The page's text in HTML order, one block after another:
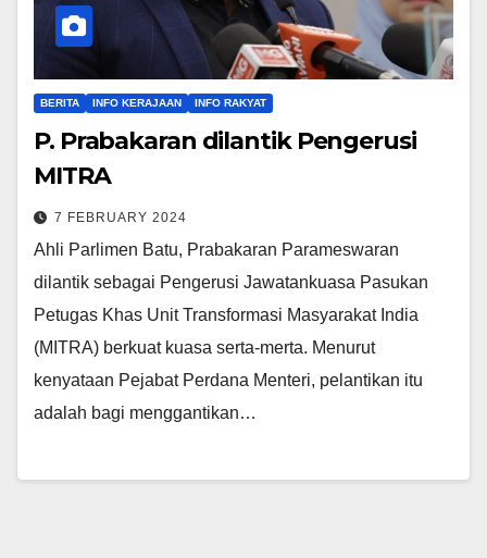
BERITA INFO KERAJAAN INFO RAKYAT
P. Prabakaran dilantik Pengerusi
MITRA
7 FEBRUARY 2024
Ahli Parlimen Batu, Prabakaran Parameswaran
dilantik sebagai Pengerusi Jawatankuasa Pasukan
Petugas Khas Unit Transformasi Masyarakat India
(MITRA) berkuat kuasa serta-merta. Menurut
kenyataan Pejabat Perdana Menteri, pelantikan itu
adalah bagi menggantikan…